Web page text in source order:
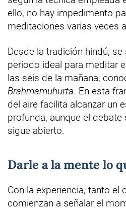
ello, no hay impedimento
meditaciones varias veces
Desde la tradición hindú,
periodo ideal para meditar
las seis de la mañana,
Brahmamuhurta. En esta
del aire facilita alcanzar un
profunda, aunque el
sigue abierto.
Darle a la mente lo
Con la experiencia, tanto el
comienzan a señalar el